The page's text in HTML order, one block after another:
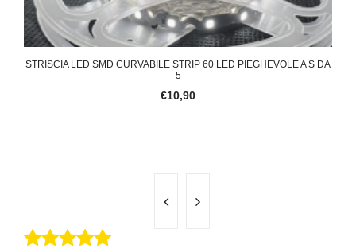
STRISCIA LED SMD CURVABILE STRIP 60 LED PIEGHEVOLE A S DA
5
€10,90